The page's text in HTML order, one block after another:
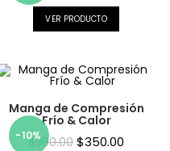
VER PRODUCTO
-10%
Manga de Compresión
Frío & Calor
$390.00 $350.00